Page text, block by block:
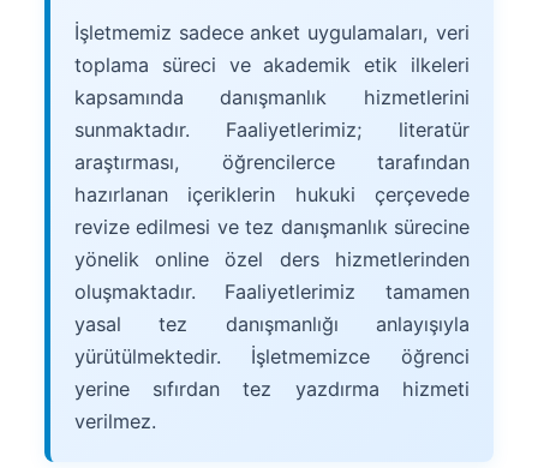
İşletmemiz sadece anket uygulamaları, veri
toplama süreci ve akademik etik ilkeleri
kapsamında danışmanlık hizmetlerini
sunmaktadır. Faaliyetlerimiz; literatür
araştırması, öğrencilerce tarafından
hazırlanan içeriklerin hukuki çerçevede
revize edilmesi ve tez danışmanlık sürecine
yönelik online özel ders hizmetlerinden
oluşmaktadır. Faaliyetlerimiz tamamen
yasal tez danışmanlığı anlayışıyla
yürütülmektedir. İşletmemizce öğrenci
yerine sıfırdan tez yazdırma hizmeti
verilmez.